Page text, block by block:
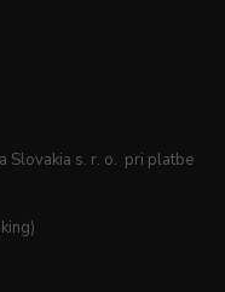
Slovakia s. r. o. pri platbe